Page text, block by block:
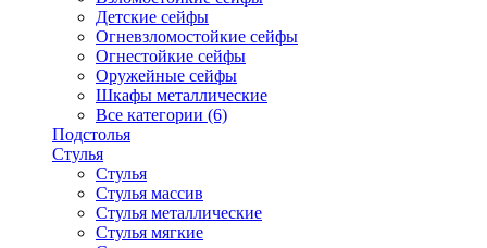
Детские сейфы
Огневзломостойкие сейфы
Огнестойкие сейфы
Оружейные сейфы
Шкафы металлические
Все категории (6)
Подстолья
Стулья
Стулья
Стулья массив
Стулья металлические
Стулья мягкие